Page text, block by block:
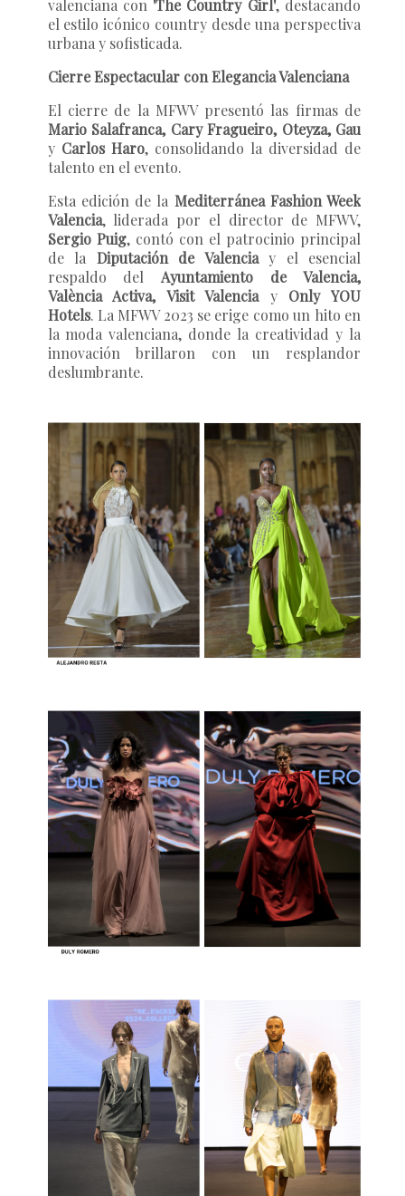
valenciana con 'The Country Girl', destacando
el estilo icónico country desde una perspectiva
urbana y sofisticada.
Cierre Espectacular con Elegancia Valenciana
El cierre de la MFWV presentó las firmas de
Mario Salafranca, Cary Fragueiro, Oteyza, Gau
y Carlos Haro, consolidando la diversidad de
talento en el evento.
Esta edición de la Mediterránea Fashion Week
Valencia, liderada por el director de MFWV,
Sergio Puig, contó con el patrocinio principal
de la Diputación de Valenciay el esencial
respaldo delAyuntamiento de Valencia,
València Activa, Visit Valenciay Only YOU
Hotels. La MFWV 2023 se erige como un hito en
la moda valenciana, donde la creatividad y la
innovación brillaron con un resplandor
deslumbrante.